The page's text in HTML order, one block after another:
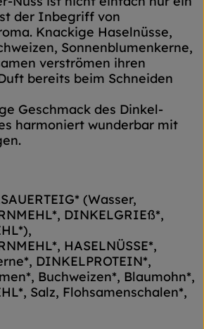
der Inbegriff von
Knackige Haselnüsse,
Sonnenblumenkerne,
verströmen ihren
bereits beim Schneiden
Geschmack des Dinkel-
harmoniert wunderbar mit
(Wasser,
DINKELGRIEß*,
HASELNÜSSE*,
DINKELPROTEIN*,
Buchweizen*, Blaumohn*,
Salz, Flohsamenschalen*,